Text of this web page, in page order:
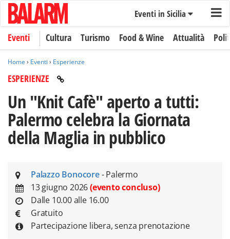
Eventi in Sicilia
Eventi Cultura Turismo Food & Wine Attualità
Home › Eventi › Esperienze
ESPERIENZE
Un "Knit Cafè" aperto a tutti:
Palermo celebra la Giornata
della Maglia in pubblico
Palazzo Bonocore- Palermo
13 giugno 2026(evento concluso)
Dalle 10.00 alle 16.00
Gratuito
Partecipazione libera, senza prenotazione